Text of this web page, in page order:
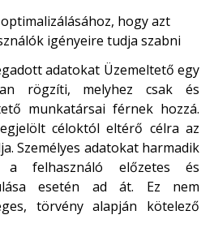
hogy azt
igényeire tudja szabni
adatokat Üzemeltető egy
rögzíti, melyhez csak és
munkatársai férnek hozzá.
céloktól eltérő célra az
Személyes adatokat harmadik
a felhasználó előzetes és
esetén ad át. Ez nem
törvény alapján kötelező